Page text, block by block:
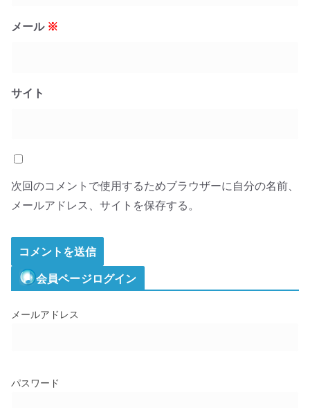
メール ※
サイト
次回のコメントで使用するためブラウザーに自分の名前、
メールアドレス、サイトを保存する。
会員ページログイン
メールアドレス
パスワード